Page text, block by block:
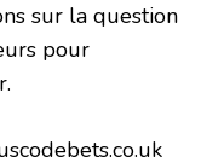
sur la question
pour